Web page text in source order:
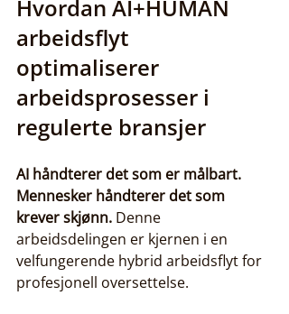
Hvordan AI+HUMAN
arbeidsflyt
optimaliserer
arbeidsprosesser i
regulerte bransjer
AI håndterer det som er målbart.
Mennesker håndterer det som
krever skjønn. Denne
arbeidsdelingen er kjernen i en
velfungerende hybrid arbeidsflyt for
profesjonell oversettelse.